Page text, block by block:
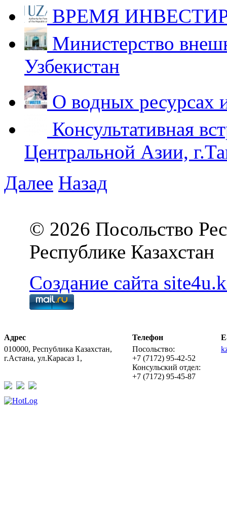
ВРЕМЯ
Министерство
Узбекистан
О водных ресурсах
Консультативная
Центральной Азии,
Далее Назад
© 2026 Посольство
Республике Казахстан
Создание сайта
Адрес
010000, Республика Казахстан,
г.Астана, ул.Карасаз 1,
Телефон
Посольство:
+7 (7172) 95-42-52
Консульский отдел:
+7 (7172) 95-45-87